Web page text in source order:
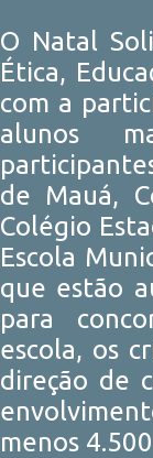
O Natal
Ética,
com a
alunos
de Mauá,
Colégio
Escola
que estão
para
escola, os
direção de
menos